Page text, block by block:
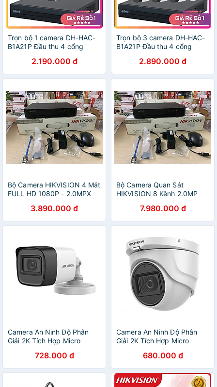
Trọn bộ 1 camera DH-HAC-
B1A21P Đầu thu 4 cổng
Hàng chính hãng
2.190.000 đ
Trọn bộ 3 camera DH-HAC-
B1A21P Đầu thu 4 cổng
Hàng chính hãng
2.890.000 đ
Bộ Camera HIKVISION 4 Mắt
FULL HD 1080P - 2.0MPX
đặt + Ổ Cứng 500GB)
3.890.000 đ
Bộ Camera Quan Sát
HIKVISION 8 Kênh 2.0MP
2.0MPX - Đủ Phụ Kiện Lắp
Đặt ( HDD1TB ) - Hàng
Chính hãng
7.980.000 đ
Camera An Ninh Độ Phân
Giải 2K Tích Hợp Micro
Đồng Trục HIKVISION DS-
2CE16H0T-ITFS - Hàng
Chính Hãng
728.000 đ
Camera An Ninh Độ Phân
Giải 2K Tích Hợp Micro
Đồng Trục HIKVISION DS-
2CE76H0T-ITMFS - Hàng
Chính Hãng
680.000 đ